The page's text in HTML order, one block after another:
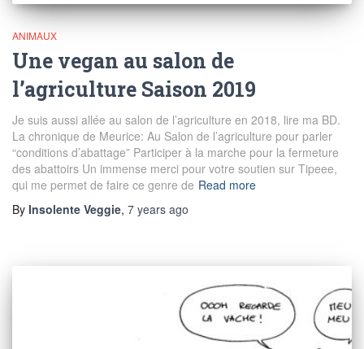
ANIMAUX
Une vegan au salon de
l’agriculture Saison 2019
Je suis aussi allée au salon de l’agriculture en 2018, lire ma BD.
La chronique de Meurice: Au Salon de l’agriculture pour parler
“conditions d’abattage” Participer à la marche pour la fermeture
des abattoirs Un immense merci pour votre soutien sur Tipeee,
qui me permet de faire ce genre de Read more
By Insolente Veggie, 7 years ago